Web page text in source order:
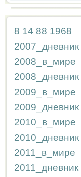
8 14 88 1968
2007_дневник
2008_в_мире
2008_дневник
2009_в_мире
2009_дневник
2010_в_мире
2010_дневник
2011_в_мире
2011_дневник